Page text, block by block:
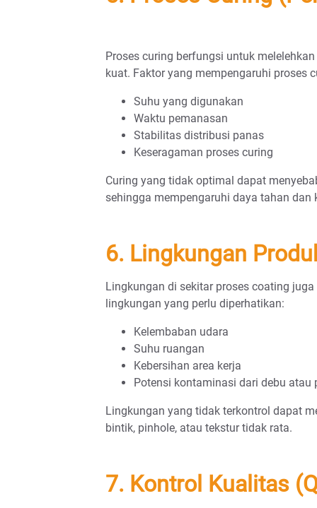
Proses curing berfungsi untuk
kuat. Faktor yang mempengaruhi proses
Suhu yang digunakan
Waktu pemanasan
Stabilitas distribusi panas
Keseragaman proses curing
Curing yang tidak optimal dapat
sehingga mempengaruhi daya tahan dan
6. Lingkungan
Lingkungan di sekitar proses coating
lingkungan yang perlu diperhatikan:
Kelembaban udara
Suhu ruangan
Kebersihan area kerja
Potensi kontaminasi dari debu atau
Lingkungan yang tidak terkontrol dapat
bintik, pinhole, atau tekstur tidak rata.
7. Kontrol Kualitas